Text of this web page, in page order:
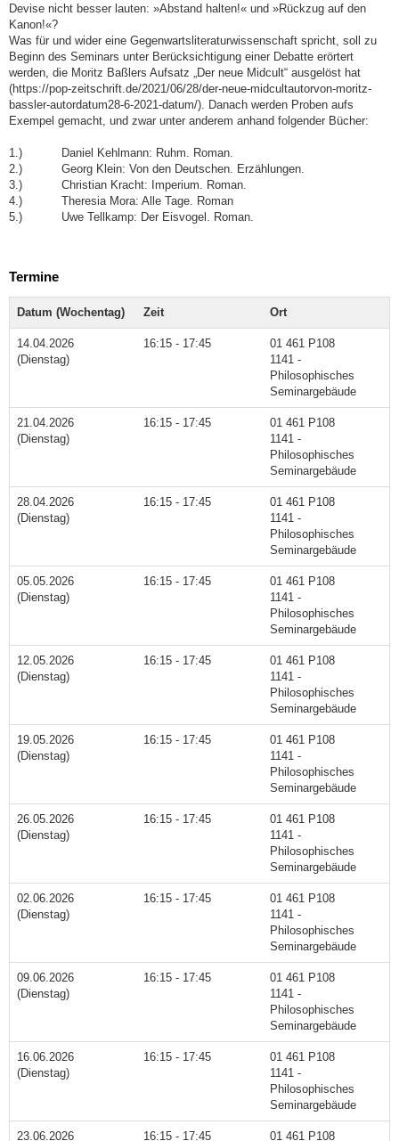
Devise nicht besser lauten: »Abstand halten!« und »Rückzug auf den
Kanon!«?
Was für und wider eine Gegenwartsliteraturwissenschaft spricht, soll zu
Beginn des Seminars unter Berücksichtigung einer Debatte erörtert
werden, die Moritz Baßlers Aufsatz „Der neue Midcult“ ausgelöst hat
(https://pop-zeitschrift.de/2021/06/28/der-neue-midcultautorvon-moritz-
bassler-autordatum28-6-2021-datum/). Danach werden Proben aufs
Exempel gemacht, und zwar unter anderem anhand folgender Bücher:
1.) Daniel Kehlmann: Ruhm. Roman.
2.) Georg Klein: Von den Deutschen. Erzählungen.
3.) Christian Kracht: Imperium. Roman.
4.) Theresia Mora: Alle Tage. Roman
5.) Uwe Tellkamp: Der Eisvogel. Roman.
Termine
Datum (Wochentag) Zeit Ort
14.04.2026
(Dienstag)
16:15 - 17:45
01 461 P108
1141 -
Philosophisches
Seminargebäude
21.04.2026
(Dienstag)
16:15 - 17:45
01 461 P108
1141 -
Philosophisches
Seminargebäude
28.04.2026
(Dienstag)
16:15 - 17:45
01 461 P108
1141 -
Philosophisches
Seminargebäude
05.05.2026
(Dienstag)
16:15 - 17:45
01 461 P108
1141 -
Philosophisches
Seminargebäude
12.05.2026
(Dienstag)
16:15 - 17:45
01 461 P108
1141 -
Philosophisches
Seminargebäude
19.05.2026
(Dienstag)
16:15 - 17:45
01 461 P108
1141 -
Philosophisches
Seminargebäude
26.05.2026
(Dienstag)
16:15 - 17:45
01 461 P108
1141 -
Philosophisches
Seminargebäude
02.06.2026
(Dienstag)
16:15 - 17:45
01 461 P108
1141 -
Philosophisches
Seminargebäude
09.06.2026
(Dienstag)
16:15 - 17:45
01 461 P108
1141 -
Philosophisches
Seminargebäude
16.06.2026
(Dienstag)
16:15 - 17:45
01 461 P108
1141 -
Philosophisches
Seminargebäude
23.06.2026 16:15 - 17:45 01 461 P108